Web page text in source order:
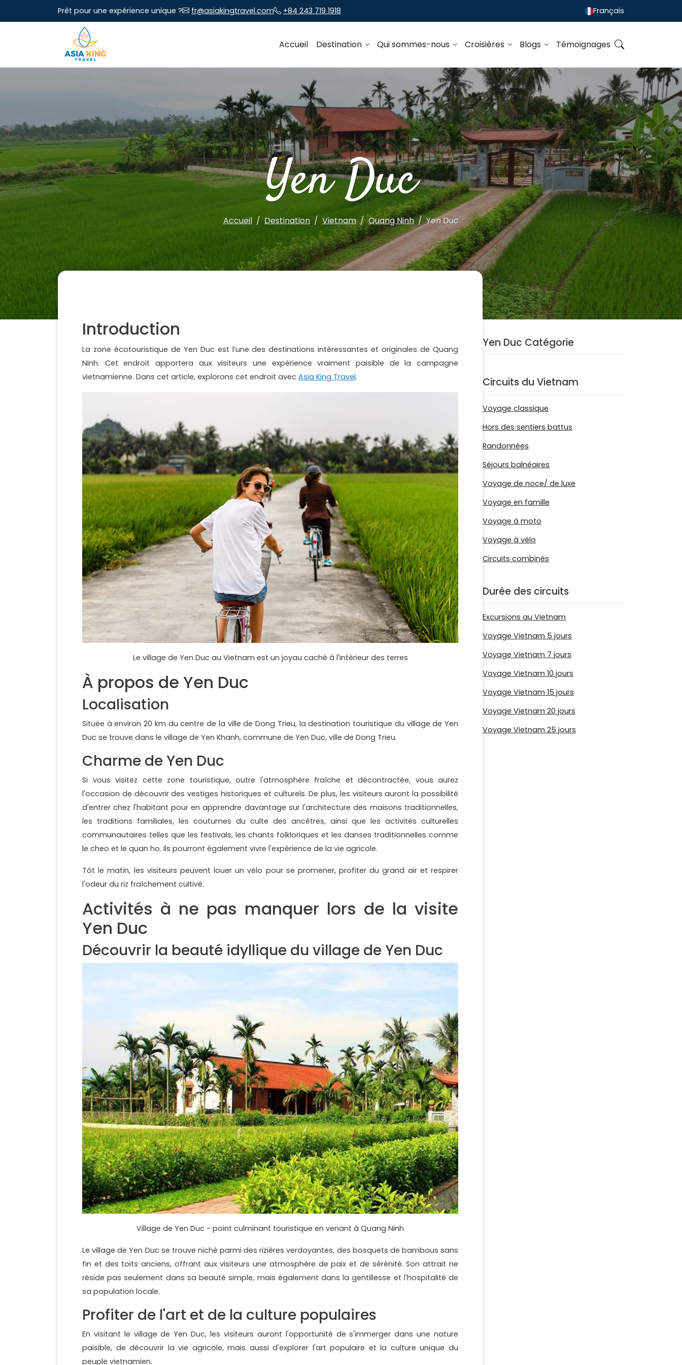
Prêt pour une expérience unique ? fr@asiakingtravel.com +84 243 719 1918 Français
Accueil Destination Qui sommes-nous Croisières Blogs Témoignages
Yen Duc
Accueil Destination Vietnam Quang Ninh Yen Duc
Introduction
La zone écotouristique de Yen Duc est l’une des destinations intéressantes et originales de Quang
Ninh. Cet endroit apportera aux visiteurs une expérience vraiment paisible de la campagne
vietnamienne. Dans cet article, explorons cet endroit avec Asia King Travel.
Le village de Yen Duc au Vietnam est un joyau caché à l'intérieur des terres
À propos de Yen Duc
Localisation
Située à environ 20 km du centre de la ville de Dong Trieu, la destination touristique du village de Yen
Duc se trouve dans le village de Yen Khanh, commune de Yen Duc, ville de Dong Trieu.
Charme de Yen Duc
Si vous visitez cette zone touristique, outre l'atmosphère fraîche et décontractée, vous aurez
l'occasion de découvrir des vestiges historiques et culturels. De plus, les visiteurs auront la possibilité
d'entrer chez l'habitant pour en apprendre davantage sur l'architecture des maisons traditionnelles,
les traditions familiales, les coutumes du culte des ancêtres, ainsi que les activités culturelles
communautaires telles que les festivals, les chants folkloriques et les danses traditionnelles comme
le cheo et le quan ho. Ils pourront également vivre l'expérience de la vie agricole.
Tôt le matin, les visiteurs peuvent louer un vélo pour se promener, profiter du grand air et respirer
l'odeur du riz fraîchement cultivé.
Activités à ne pas manquer lors de la visite
Yen Duc
Découvrir la beauté idyllique du village de Yen Duc
Village de Yen Duc - point culminant touristique en venant à Quang Ninh
Le village de Yen Duc se trouve niché parmi des rizières verdoyantes, des bosquets de bambous sans
fin et des toits anciens, offrant aux visiteurs une atmosphère de paix et de sérénité. Son attrait ne
réside pas seulement dans sa beauté simple, mais également dans la gentillesse et l'hospitalité de
sa population locale.
Profiter de l'art et de la culture populaires
En visitant le village de Yen Duc, les visiteurs auront l'opportunité de s'immerger dans une nature
paisible, de découvrir la vie agricole, mais aussi d'explorer l'art populaire et la culture unique du
peuple vietnamien.
Yen Duc Catégorie
Circuits du Vietnam
Voyage classique
Hors des sentiers battus
Randonnées
Séjours balnéaires
Voyage de noce/ de luxe
Voyage en famille
Voyage à moto
Voyage à vélo
Circuits combinés
Durée des circuits
Excursions au Vietnam
Voyage Vietnam 5 jours
Voyage Vietnam 7 jours
Voyage Vietnam 10 jours
Voyage Vietnam 15 jours
Voyage Vietnam 20 jours
Voyage Vietnam 25 jours